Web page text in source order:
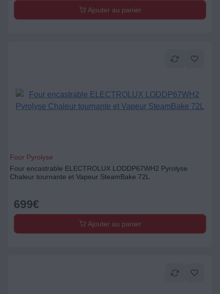
Ajouter au panier
Four Pyrolyse
Four encastrable ELECTROLUX LODDP67WH2 Pyrolyse
Chaleur tournante et Vapeur SteamBake 72L
699€
Ajouter au panier